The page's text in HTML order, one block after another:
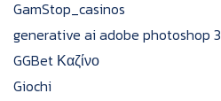
GamStop_casinos
generative ai adobe photoshop 3
GGBet Καζίνο
Giochi